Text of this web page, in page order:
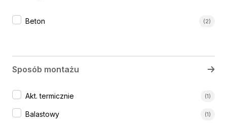
Rodzaj podłoża
Beton (2)
Sposób montażu
Sposób montażu
Akt. termicznie (1)
Balastowy (1)